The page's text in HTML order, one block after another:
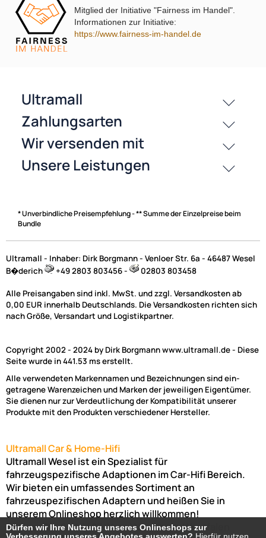
History
Zahlungsarten
Mitglied der Initiative "Fairness im Handel".
Informationen zur Initiative:
https://www.fairness-im-handel.de
* Unverbindliche Preisempfehlung - ** Summe der Einzelpreise beim
Bundle
Ultramall - Inhaber: Dirk Borgmann - Venloer Str. 6a - 46487 Wesel
B�derich
+49 2803 803456 - 02803 803458
Alle Preisangaben sind inkl. MwSt. und zzgl. Versandkosten ab
0,00 EUR innerhalb Deutschlands. Die Versandkosten richten sich
nach Größe, Versandart und Logistikpartner.
Copyright 2002 - 2024 by Dirk Borgmann www.ultramall.de - Diese
Seite wurde in 441.53 ms erstellt.
Alle verwendeten Markennamen und Bezeichnungen sind ein-
getragene Warenzeichen und Marken der jeweiligen Eigentümer.
Sie dienen nur zur Verdeutlichung der Kompatibilität unserer
Produkte mit den Produkten verschiedener Hersteller.
Ultramall Car & Home-Hifi
Ultramall Wesel ist ein Spezialist für
fahrzeugspezifische Adaptionen im Car-Hifi Bereich.
Wir bieten ein umfassendes Sortiment an
fahrzeuspezifischen Adaptern und heißen Sie in
unserem Onlineshop herzlich willkommen!
Venloer Str. 6a46487 WeselNordrhein-Westfalen
Dürfen wir Ihre Nutzung unseres Onlineshops zur
Dürfen wir Ihre Nutzung unseres Onlineshops zur